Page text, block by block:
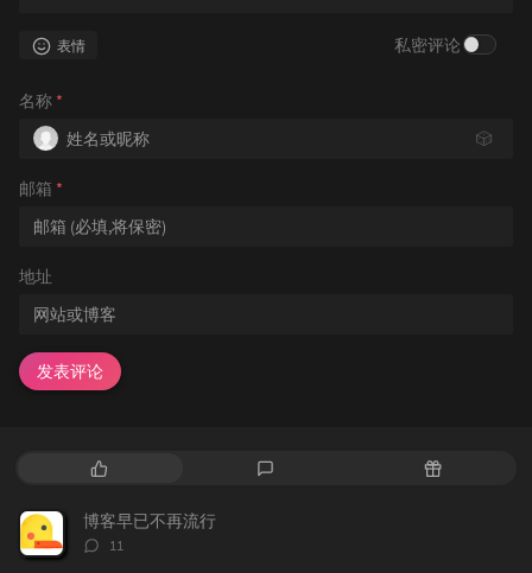
表情 私密评论
名称 *
🎲
邮箱 *
地址
发表评论
热
文
章
随
博客早已不再流行
评
11